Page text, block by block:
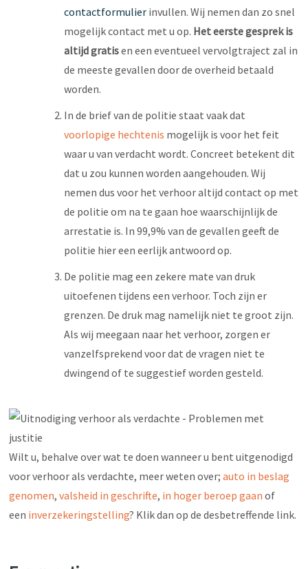
contactformulier invullen. Wij nemen dan zo snel
mogelijk contact met u op. Het eerste gesprek is
altijd gratisen een eventueel vervolgtraject zal in
de meeste gevallen door de overheid betaald
worden.
In de brief van de politie staat vaak dat
voorlopige hechtenis mogelijk is voor het feit
waar u van verdacht wordt. Concreet betekent dit
dat u zou kunnen worden aangehouden. Wij
nemen dus voor het verhoor altijd contact op met
de politie om na te gaan hoe waarschijnlijk de
arrestatie is. In 99,9% van de gevallen geeft de
politie hier een eerlijk antwoord op.
De politie mag een zekere mate van druk
uitoefenen tijdens een verhoor. Toch zijn er
grenzen. De druk mag namelijk niet te groot zijn.
Als wij meegaan naar het verhoor, zorgen er
vanzelfsprekend voor dat de vragen niet te
dwingend of te suggestief worden gesteld.
Wilt u, behalve over wat te doen wanneer u bent uitgenodigd
voor verhoor als verdachte, meer weten over;auto in beslag
genomen,valsheid in geschrifte, in hoger beroep gaan of
een inverzekeringstelling? Klik dan op de desbetreffende link.